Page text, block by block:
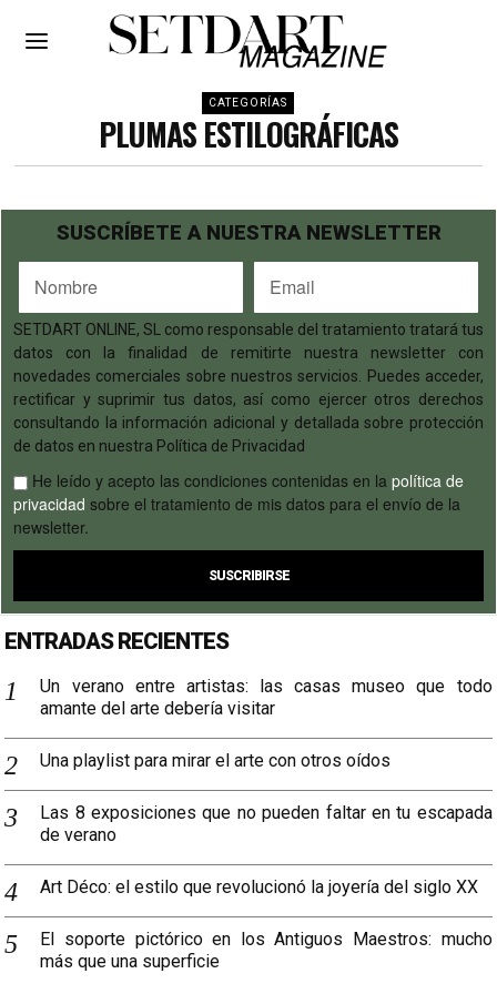
CATEGORÍAS
PLUMAS ESTILOGRÁFICAS
SUSCRÍBETE A NUESTRA NEWSLETTER
SETDART ONLINE, SL como responsable del tratamiento tratará tus
datos con la finalidad de remitirte nuestra newsletter con
novedades comerciales sobre nuestros servicios. Puedes acceder,
rectificar y suprimir tus datos, así como ejercer otros derechos
consultando la información adicional y detallada sobre protección
de datos en nuestra Política de Privacidad
He leído y acepto las condiciones contenidas en la política de
privacidad sobre el tratamiento de mis datos para el envío de la
newsletter.
ENTRADAS RECIENTES
Un verano entre artistas: las casas museo que todo
amante del arte debería visitar
Una playlist para mirar el arte con otros oídos
Las 8 exposiciones que no pueden faltar en tu escapada
de verano
Art Déco: el estilo que revolucionó la joyería del siglo XX
El soporte pictórico en los Antiguos Maestros: mucho
más que una superficie